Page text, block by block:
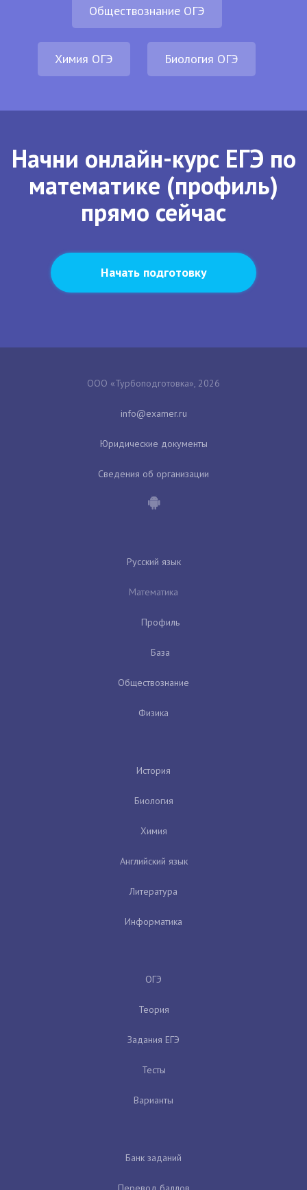
Обществознание ОГЭ
Химия ОГЭ Биология ОГЭ
Начни онлайн-курс ЕГЭ по
математике (профиль)
прямо сейчас
Начать подготовку
ООО «Турбоподготовка», 2026
Юридические документы
Сведения об организации
Русский язык
Математика
Профиль
База
Обществознание
Физика
История
Биология
Химия
Английский язык
Литература
Информатика
ОГЭ
Теория
Задания ЕГЭ
Тесты
Варианты
Банк заданий